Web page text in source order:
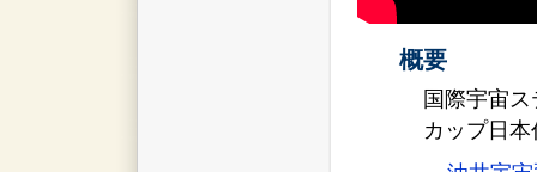
概要
国際宇宙
カップ日